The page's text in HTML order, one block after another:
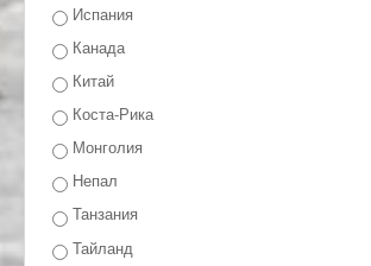
Испания
Канада
Китай
Коста-Рика
Монголия
Непал
Танзания
Тайланд